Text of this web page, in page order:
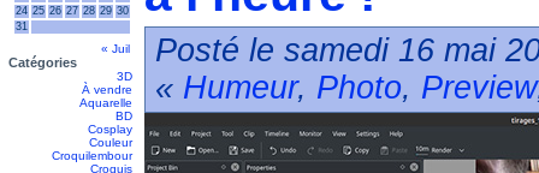
24 25 26 27 28 29 30
31
« Juil
Catégories
3D
À vendre
Aquarelle
BD
Cosplay
Couleur
Croquilembour
Croquis
Posté le samedi 16 mai
« Humeur, Photo, Preview